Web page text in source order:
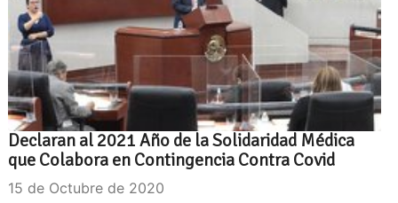
Declaran al 2021 Año de la Solidaridad Médica
que Colabora en Contingencia Contra Covid
15 de Octubre de 2020